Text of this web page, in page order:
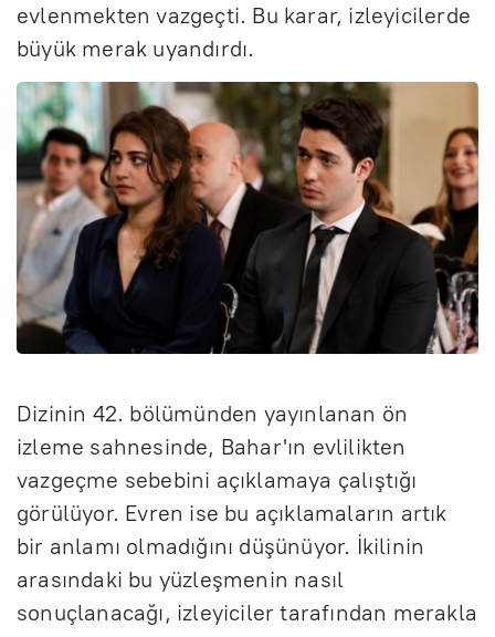
evlenmekten vazgeçti. Bu karar, izleyicilerde
büyük merak uyandırdı.
Dizinin 42. bölümünden yayınlanan ön
izleme sahnesinde, Bahar'ın evlilikten
vazgeçme sebebini açıklamaya çalıştığı
görülüyor. Evren ise bu açıklamaların artık
bir anlamı olmadığını düşünüyor. İkilinin
arasındaki bu yüzleşmenin nasıl
sonuçlanacağı, izleyiciler tarafından merakla